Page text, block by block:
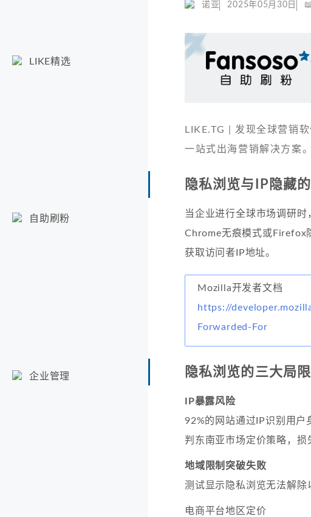
LIKE精选
自助刷粉
企业管理
诺亚 2025年05月30日
LIKE.TG | 发现全球营销
一站式出海营销解决方案
隐私浏览与IP隐藏
当企业进行全球市场调研时
Chrome无痕模式或Firefox
获取访问者IP地址。
Mozilla开发者文档
https://
Forwarded-For
隐私浏览的三大局限
IP暴露风险
92%的网站通过IP识别用
判东南亚市场定价策略，损
地域限制突破失败
测试显示隐私浏览无法解除
电商平台地区定价